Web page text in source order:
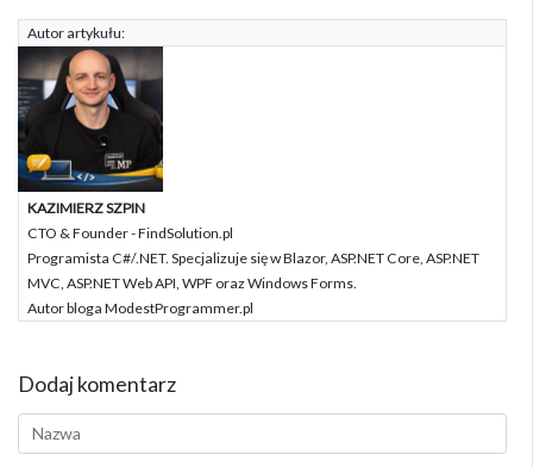
Autor artykułu:
KAZIMIERZ SZPIN
CTO & Founder - FindSolution.pl
Programista C#/.NET. Specjalizuje się w Blazor, ASP.NET Core, ASP.NET
MVC, ASP.NET Web API, WPF oraz Windows Forms.
Autor bloga ModestProgrammer.pl
Dodaj komentarz